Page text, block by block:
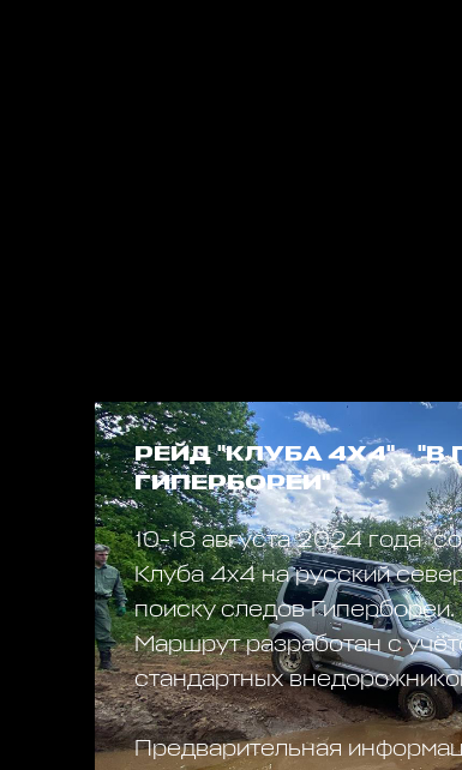
РЕЙД "КЛУБА 4Х4" -
ГИПЕРБОРЕИ"
10-18 августа 2024 года
Клуба 4х4 на русский
поиску следов
Маршрут разработан с
стандартных
Предварительная